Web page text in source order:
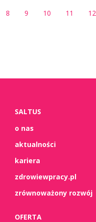
8 9 10 11 12
SALTUS
o nas
aktualności
kariera
zdrowiewpracy.pl
zrównoważony rozwój
OFERTA